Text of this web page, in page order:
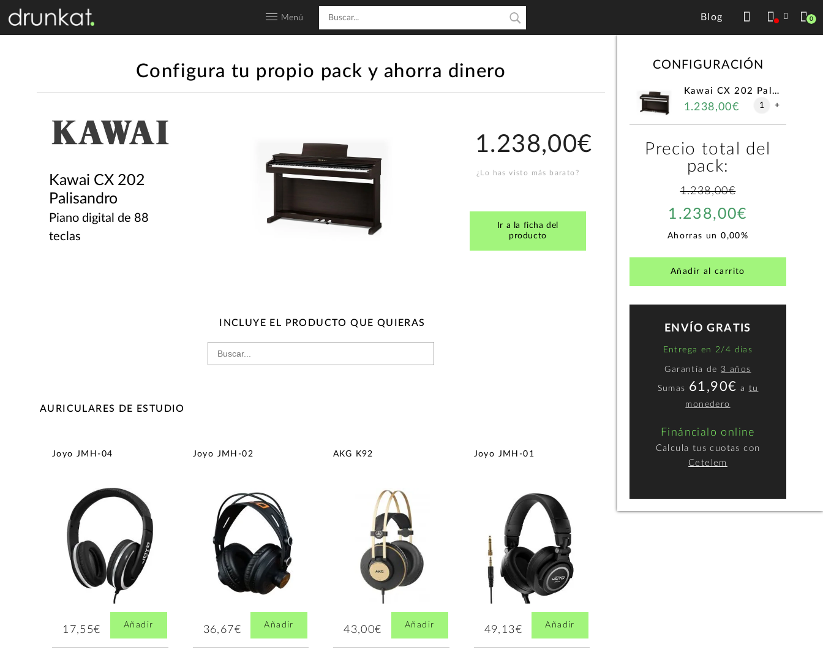
Menú Blog 0
Configura tu propio pack y ahorra dinero
Kawai CX 202
Palisandro
Piano digital de 88
teclas
1.238,00€
¿Lo has visto más barato?
Ir a la ficha del
producto
INCLUYE EL PRODUCTO QUE QUIERAS
AURICULARES DE ESTUDIO
Joyo JMH-04
17,55€ Añadir
Joyo JMH-02
36,67€ Añadir
AKG K92
43,00€ Añadir
Joyo JMH-01
49,13€ Añadir
Audio
CONFIGURACIÓN
Kawai CX 202 Palisandro
1.238,00€ 1 +
Precio total del
pack:
1.238,00€
1.238,00€
Ahorras un0,00%
Añadir al carrito
ENVÍO GRATIS
Entrega en 2/4 días
Garantía de 3 años
Sumas 61,90€ a tu
monedero
Fináncialo online
Calcula tus cuotas con
Cetelem